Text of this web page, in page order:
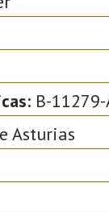
B-11279-
Asturias